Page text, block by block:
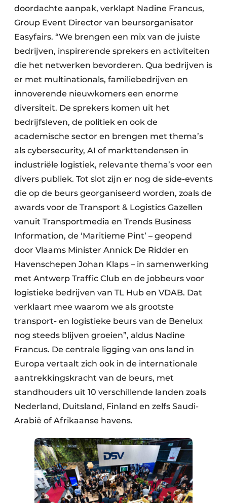
doordachte aanpak, verklapt Nadine Francus,
Group Event Director van beursorganisator
Easyfairs. “We brengen een mix van de juiste
bedrijven, inspirerende sprekers en activiteiten
die het netwerken bevorderen. Qua bedrijven is
er met multinationals, familiebedrijven en
innoverende nieuwkomers een enorme
diversiteit. De sprekers komen uit het
bedrijfsleven, de politiek en ook de
academische sector en brengen met thema’s
als cybersecurity, AI of markttendensen in
industriële logistiek, relevante thema’s voor een
divers publiek. Tot slot zijn er nog de side-events
die op de beurs georganiseerd worden, zoals de
awards voor de Transport & Logistics Gazellen
vanuit Transportmedia en Trends Business
Information, de ‘Maritieme Pint’ – geopend
door Vlaams Minister Annick De Ridder en
Havenschepen Johan Klaps – in samenwerking
met Antwerp Traffic Club en de jobbeurs voor
logistieke bedrijven van TL Hub en VDAB. Dat
verklaart mee waarom we als grootste
transport- en logistieke beurs van de Benelux
nog steeds blijven groeien”, aldus Nadine
Francus. De centrale ligging van ons land in
Europa vertaalt zich ook in de internationale
aantrekkingskracht van de beurs, met
standhouders uit 10 verschillende landen zoals
Nederland, Duitsland, Finland en zelfs Saudi-
Arabië of Afrikaanse havens.